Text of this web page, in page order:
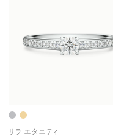
リラ エタニティ